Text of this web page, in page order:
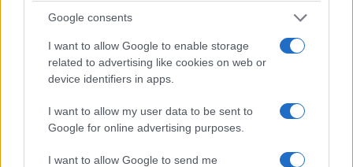
Google consents
I want to allow Google to enable storage
related to advertising like cookies on web or
device identifiers in apps.
I want to allow my user data to be sent to
Google for online advertising purposes.
I want to allow Google to send me
ΑΘΛΗΤΙΣΜΟΣ
FIFA: Ο Ινφαντίνο αναζητά «σωσίβιο» στον Τραμπ
για να παραμείνει στην προεδρία
3/08/2026 - 7:12μμ